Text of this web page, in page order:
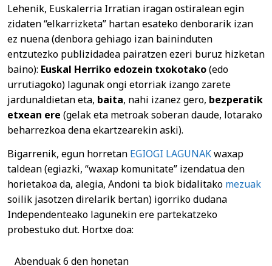
Lehenik, Euskalerria Irratian iragan ostiralean egin
zidaten “elkarrizketa” hartan esateko denborarik izan
ez nuena (denbora gehiago izan baininduten
entzutezko publizidadea pairatzen ezeri buruz hizketan
baino): Euskal Herriko edozein txokotako(edo
urrutiagoko) lagunak ongi etorriak izango zarete
jardunaldietan eta, baita, nahi izanez gero, bezperatik
etxean ere (gelak eta metroak soberan daude, lotarako
beharrezkoa dena ekartzearekin aski).
Bigarrenik, egun horretan EGIOGI LAGUNAKwaxap
taldean (egiazki, “waxap komunitate” izendatua den
horietakoa da, alegia, Andoni ta biok bidalitako mezuak
soilik jasotzen direlarik bertan) igorriko dudana
Independenteako lagunekin ere partekatzeko
probestuko dut. Hortxe doa:
Abenduak 6 den honetan